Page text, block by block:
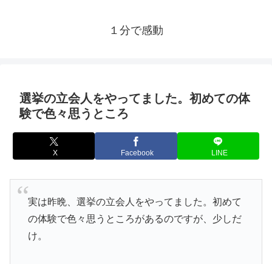
１分で感動
選挙の立会人をやってました。初めての体
験で色々思うところ
X Facebook LINE
実は昨晩、選挙の立会人をやってました。初めて
の体験で色々思うところがあるのですが、少しだ
け。